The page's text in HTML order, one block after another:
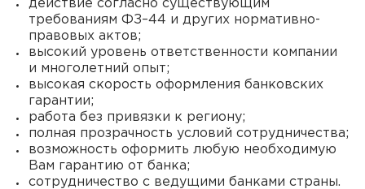
действие согласно существующим
требованиям ФЗ–44 и других нормативно-
правовых актов;
высокий уровень ответственности компании
и многолетний опыт;
высокая скорость оформления банковских
гарантии;
работа без привязки к региону;
полная прозрачность условий сотрудничества;
возможность оформить любую необходимую
Вам гарантию от банка;
сотрудничество с ведущими банками страны.